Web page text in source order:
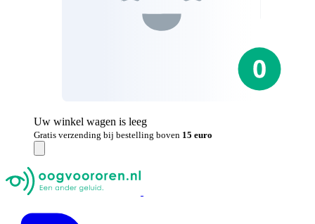
Uw winkel wagen is leeg
Gratis verzending bij bestelling boven 15 euro